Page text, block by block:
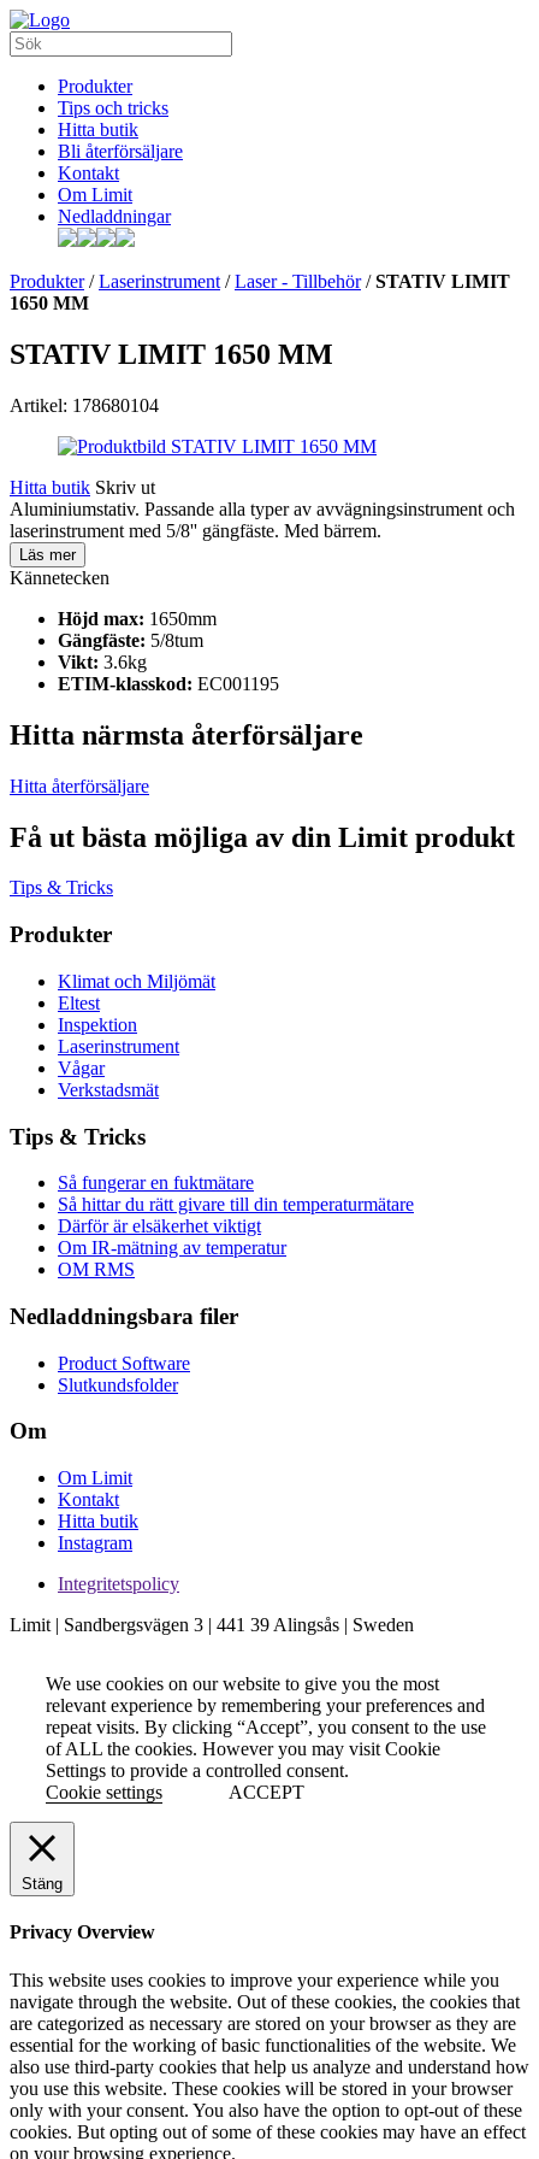
Produkter
Tips och tricks
Hitta butik
Bli återförsäljare
Kontakt
Om Limit
Nedladdningar
Produkter/Laserinstrument /Laser - Tillbehör/STATIV LIMIT
1650 MM
STATIV LIMIT 1650 MM
Artikel: 178680104
Hitta butik Skriv ut
Aluminiumstativ. Passande alla typer av avvägningsinstrument och
laserinstrument med 5/8'' gängfäste. Med bärrem.
Läs mer
Kännetecken
Höjd max: 1650mm
Gängfäste: 5/8tum
Vikt: 3.6kg
ETIM-klasskod: EC001195
Hitta närmsta återförsäljare
Hitta återförsäljare
Få ut bästa möjliga av din Limit produkt
Tips & Tricks
Produkter
Klimat och Miljömät
Eltest
Inspektion
Laserinstrument
Vågar
Verkstadsmät
Tips & Tricks
Så fungerar en fuktmätare
Så hittar du rätt givare till din temperaturmätare
Därför är elsäkerhet viktigt
Om IR-mätning av temperatur
OM RMS
Nedladdningsbara filer
Product Software
Slutkundsfolder
Om
Om Limit
Kontakt
Hitta butik
Instagram
Integritetspolicy
Limit | Sandbergsvägen 3 | 441 39 Alingsås | Sweden
We use cookies on our website to give you the most
relevant experience by remembering your preferences and
repeat visits. By clicking “Accept”, you consent to the use
of ALL the cookies. However you may visit Cookie
Settings to provide a controlled consent.
Cookie settings
ACCEPT
Stäng
Privacy Overview
This website uses cookies to improve your experience while you
navigate through the website. Out of these cookies, the cookies that
are categorized as necessary are stored on your browser as they are
essential for the working of basic functionalities of the website. We
also use third-party cookies that help us analyze and understand how
you use this website. These cookies will be stored in your browser
only with your consent. You also have the option to opt-out of these
cookies. But opting out of some of these cookies may have an effect
on your browsing experience.